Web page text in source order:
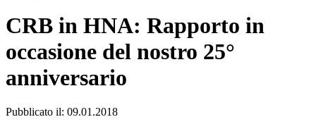
CRB in HNA: Rapporto in
occasione del nostro 25°
anniversario
Pubblicato il: 09.01.2018